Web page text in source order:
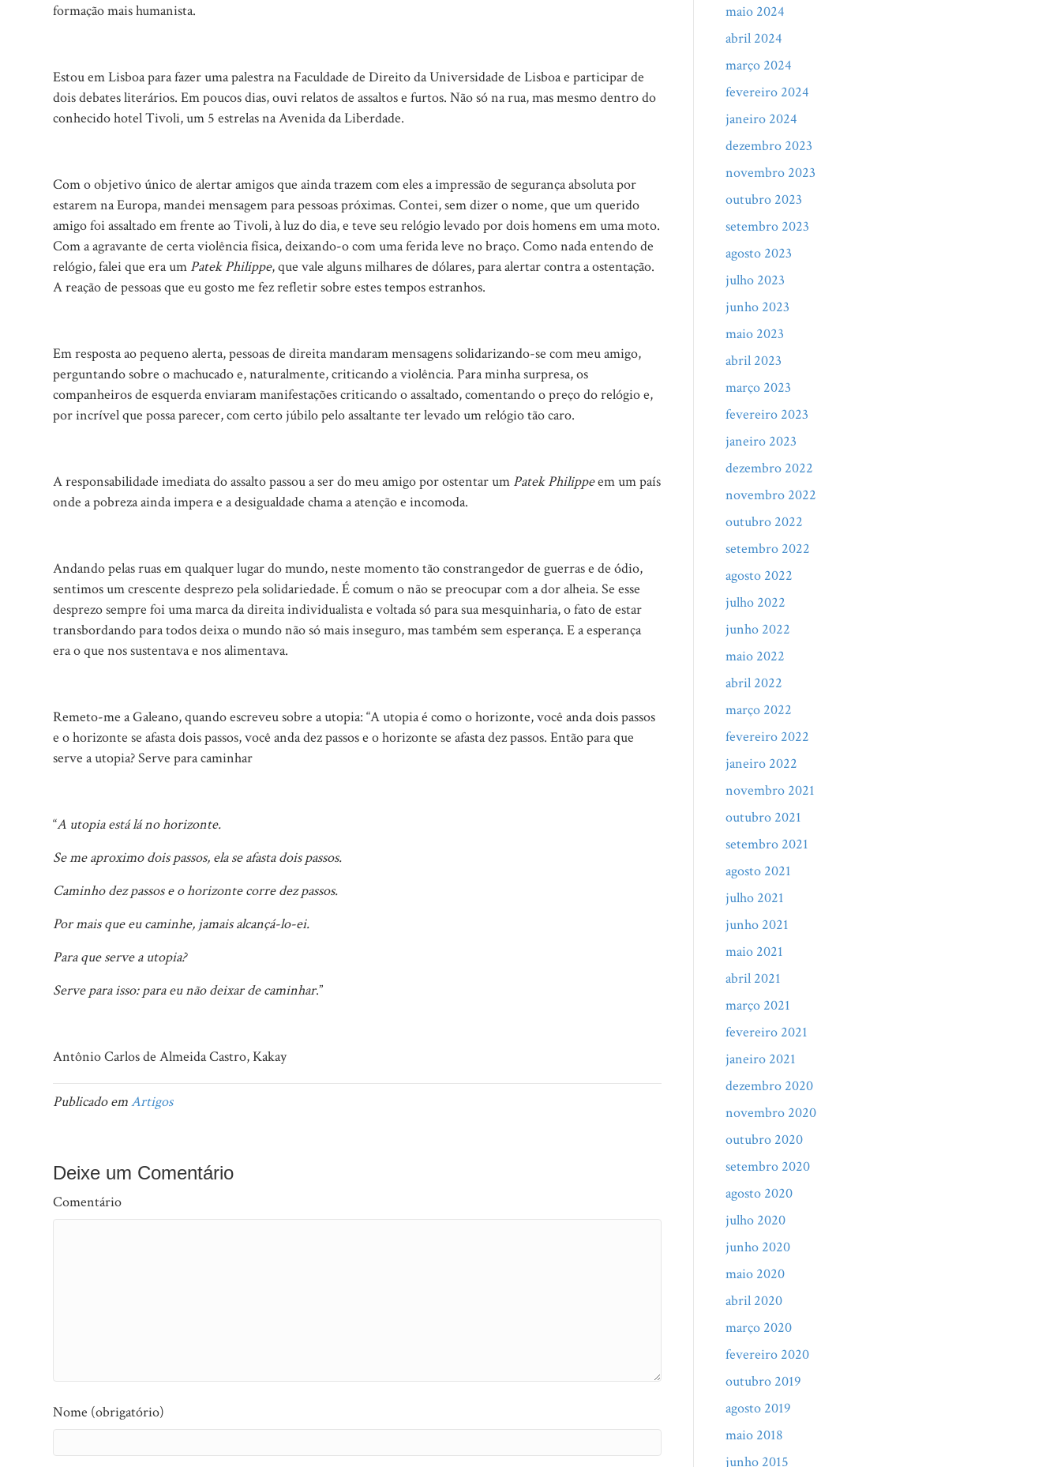
formação mais humanista.
Estou em Lisboa para fazer uma palestra na Faculdade de Direito da Universidade de Lisboa e participar de
dois debates literários. Em poucos dias, ouvi relatos de assaltos e furtos. Não só na rua, mas mesmo dentro do
conhecido hotel Tivoli, um 5 estrelas na Avenida da Liberdade.
Com o objetivo único de alertar amigos que ainda trazem com eles a impressão de segurança absoluta por
estarem na Europa, mandei mensagem para pessoas próximas. Contei, sem dizer o nome, que um querido
amigo foi assaltado em frente ao Tivoli, à luz do dia, e teve seu relógio levado por dois homens em uma moto.
Com a agravante de certa violência física, deixando-o com uma ferida leve no braço. Como nada entendo de
relógio, falei que era um Patek Philippe, que vale alguns milhares de dólares, para alertar contra a ostentação.
A reação de pessoas que eu gosto me fez refletir sobre estes tempos estranhos.
Em resposta ao pequeno alerta, pessoas de direita mandaram mensagens solidarizando-se com meu amigo,
perguntando sobre o machucado e, naturalmente, criticando a violência. Para minha surpresa, os
companheiros de esquerda enviaram manifestações criticando o assaltado, comentando o preço do relógio e,
por incrível que possa parecer, com certo júbilo pelo assaltante ter levado um relógio tão caro.
A responsabilidade imediata do assalto passou a ser do meu amigo por ostentar um Patek Philippeem um país
onde a pobreza ainda impera e a desigualdade chama a atenção e incomoda.
Andando pelas ruas em qualquer lugar do mundo, neste momento tão constrangedor de guerras e de ódio,
sentimos um crescente desprezo pela solidariedade. É comum o não se preocupar com a dor alheia. Se esse
desprezo sempre foi uma marca da direita individualista e voltada só para sua mesquinharia, o fato de estar
transbordando para todos deixa o mundo não só mais inseguro, mas também sem esperança. E a esperança
era o que nos sustentava e nos alimentava.
Remeto-me a Galeano, quando escreveu sobre a utopia: “A utopia é como o horizonte, você anda dois passos
e o horizonte se afasta dois passos, você anda dez passos e o horizonte se afasta dez passos. Então para que
serve a utopia? Serve para caminhar
“A utopia está lá no horizonte.
Se me aproximo dois passos, ela se afasta dois passos.
Caminho dez passos e o horizonte corre dez passos.
Por mais que eu caminhe, jamais alcançá-lo-ei.
Para que serve a utopia?
Serve para isso: para eu não deixar de caminhar.”
Antônio Carlos de Almeida Castro, Kakay
Publicado emArtigos
Deixe um Comentário
Comentário
Nome (obrigatório)
maio 2024
abril 2024
março 2024
fevereiro 2024
janeiro 2024
dezembro 2023
novembro 2023
outubro 2023
setembro 2023
agosto 2023
julho 2023
junho 2023
maio 2023
abril 2023
março 2023
fevereiro 2023
janeiro 2023
dezembro 2022
novembro 2022
outubro 2022
setembro 2022
agosto 2022
julho 2022
junho 2022
maio 2022
abril 2022
março 2022
fevereiro 2022
janeiro 2022
novembro 2021
outubro 2021
setembro 2021
agosto 2021
julho 2021
junho 2021
maio 2021
abril 2021
março 2021
fevereiro 2021
janeiro 2021
dezembro 2020
novembro 2020
outubro 2020
setembro 2020
agosto 2020
julho 2020
junho 2020
maio 2020
abril 2020
março 2020
fevereiro 2020
outubro 2019
agosto 2019
maio 2018
junho 2015